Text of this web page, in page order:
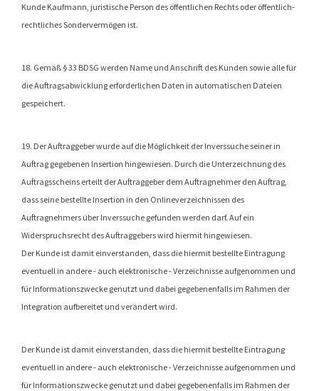
Kunde Kaufmann, juristische Person des öffentlichen Rechts oder öffentlich-
rechtliches Sondervermögen ist.
18. Gemäß § 33 BDSG werden Name und Anschrift des Kunden sowie alle für
die Auftragsabwicklung erforderlichen Daten in automatischen Dateien
gespeichert.
19. Der Auftraggeber wurde auf die Möglichkeit der Inverssuche seiner in
Auftrag gegebenen Insertion hingewiesen. Durch die Unterzeichnung des
Auftragsscheins erteilt der Auftraggeber dem Auftragnehmer den Auftrag,
dass seine bestellte Insertion in den Onlineverzeichnissen des
Auftragnehmers über Inverssuche gefunden werden darf. Auf ein
Widerspruchsrecht des Auftraggebers wird hiermit hingewiesen.
Der Kunde ist damit einverstanden, dass die hiermit bestellte Eintragung
eventuell in andere - auch elektronische - Verzeichnisse aufgenommen und
für Informationszwecke genutzt und dabei gegebenenfalls im Rahmen der
Integration aufbereitet und verändert wird.
Der Kunde ist damit einverstanden, dass die hiermit bestellte Eintragung
eventuell in andere - auch elektronische - Verzeichnisse aufgenommen und
für Informationszwecke genutzt und dabei gegebenenfalls im Rahmen der